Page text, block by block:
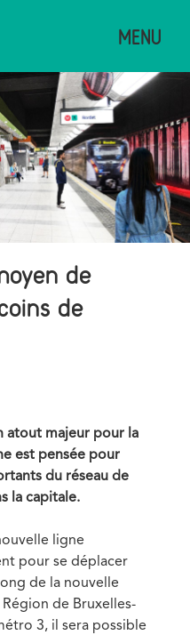
MENU
de
de
atout majeur pour la
est pensée pour
du réseau de
la capitale.
ligne
pour se déplacer
de la nouvelle
Région de Bruxelles-
3, il sera possible